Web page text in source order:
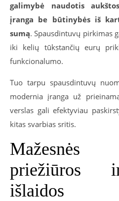
galimybė naudotis
įranga be būtinybės iš
sumą. Spausdintuvų pirkimas
iki kelių tūkstančių eurų
funkcionalumo.
Tuo tarpu spausdintuvų
modernia įranga už
verslas gali efektyviau
kitas svarbias sritis.
Mažesnės
priežiūros
išlaidos